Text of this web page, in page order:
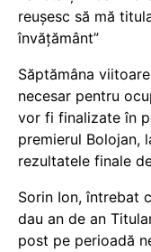
reușesc să mă
învățământ”
Săptămâna
necesar pentru
vor fi finalizate în
premierul Bolojan,
rezultatele finale
Sorin Ion, întrebat
dau an de an
post pe perioadă